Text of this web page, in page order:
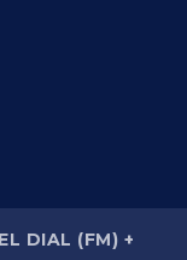
EL DIAL (FM) +